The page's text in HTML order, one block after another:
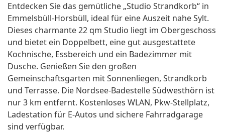
Entdecken Sie das gemütliche „Studio Strandkorb“ in
Emmelsbüll-Horsbüll, ideal für eine Auszeit nahe Sylt.
Dieses charmante 22 qm Studio liegt im Obergeschoss
und bietet ein Doppelbett, eine gut ausgestattete
Kochnische, Essbereich und ein Badezimmer mit
Dusche. Genießen Sie den großen
Gemeinschaftsgarten mit Sonnenliegen, Strandkorb
und Terrasse. Die Nordsee-Badestelle Südwesthörn ist
nur 3 km entfernt. Kostenloses WLAN, Pkw-Stellplatz,
Ladestation für E-Autos und sichere Fahrradgarage
sind verfügbar.